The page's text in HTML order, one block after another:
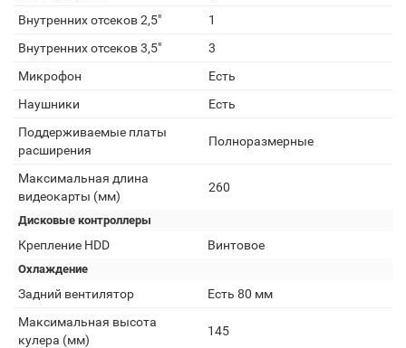
Внутренних отсеков 2,5"
1
Внутренних отсеков 3,5"
3
Микрофон
Есть
Наушники
Есть
Поддерживаемые платы
расширения
Полноразмерные
Максимальная длина
видеокарты (мм)
260
Дисковые контроллеры
Крепление HDD Винтовое
Охлаждение
Задний вентилятор
Есть 80 мм
Максимальная высота
кулера (мм)
145